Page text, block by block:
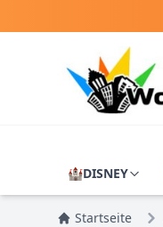
🏰DISNEY
Startseite